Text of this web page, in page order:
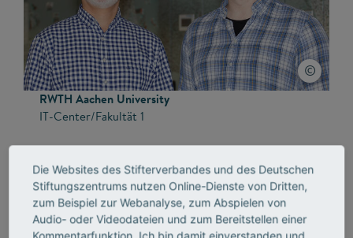
RWTH Aachen University
IT-Center/Fakultät 1
Hochschullehre
Projekt:
Inklusive Lehre in Mathematik und Informatik
Die Websites des Stifterverbandes und des Deutschen
Stiftungszentrums nutzen Online-Dienste von Dritten,
zum Beispiel zur Webanalyse, zum Abspielen von
Audio- oder Videodateien und zum Bereitstellen einer